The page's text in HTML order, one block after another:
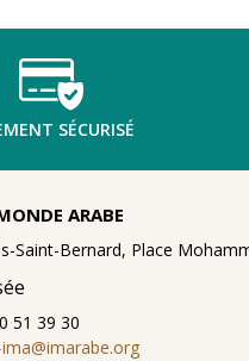
SÉCURISÉ
ARABE
Saint-Bernard, Place
51 39 30